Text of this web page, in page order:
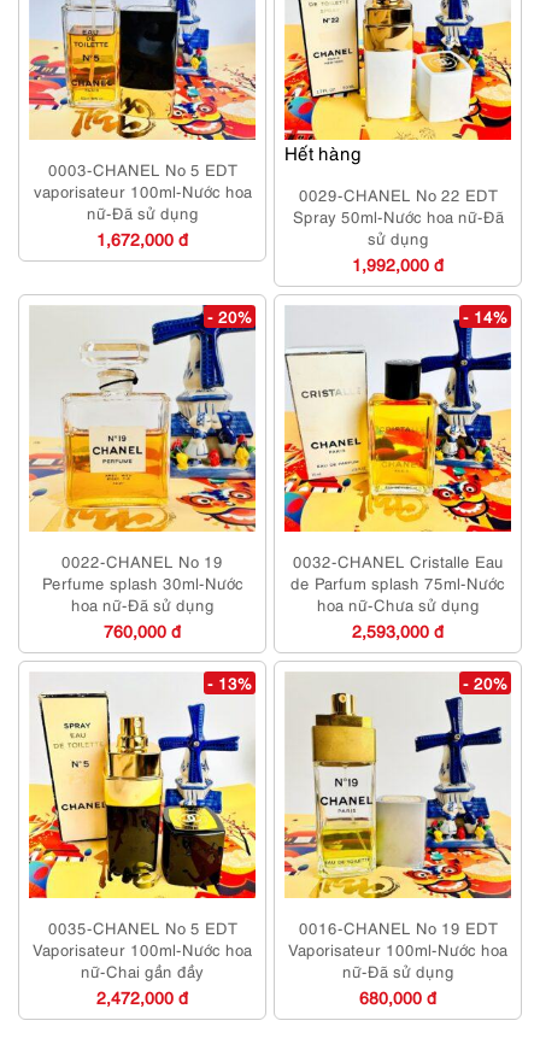
0003-CHANEL No 5 EDT
vaporisateur 100ml-Nước hoa
nữ-Đã sử dụng
1,672,000 đ
Hết hàng
0029-CHANEL No 22 EDT
Spray 50ml-Nước hoa nữ-Đã
sử dụng
1,992,000 đ
- 20%
0022-CHANEL No 19
Perfume splash 30ml-Nước
hoa nữ-Đã sử dụng
760,000 đ
- 14%
0032-CHANEL Cristalle Eau
de Parfum splash 75ml-Nước
hoa nữ-Chưa sử dụng
2,593,000 đ
- 13%
0035-CHANEL No 5 EDT
Vaporisateur 100ml-Nước hoa
nữ-Chai gần đầy
2,472,000 đ
- 20%
0016-CHANEL No 19 EDT
Vaporisateur 100ml-Nước hoa
nữ-Đã sử dụng
680,000 đ